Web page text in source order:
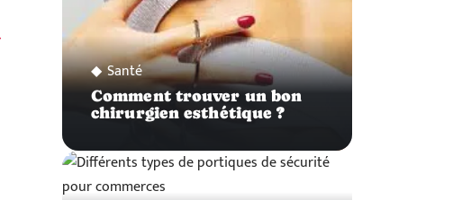
Santé
Comment trouver un bon
chirurgien esthétique ?